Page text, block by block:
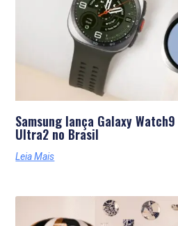
Samsung lança Galaxy
Ultra2 no Brasil
Leia Mais